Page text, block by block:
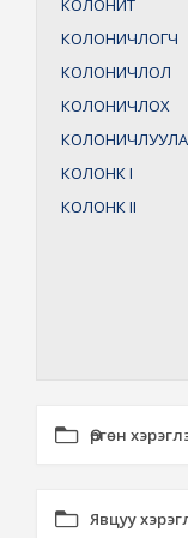
КОЛОНИТ
КОЛОНИЧЛОГЧ
КОЛОНИЧЛОЛ
КОЛОНИЧЛОХ
КОЛОНКI
КОЛОНКII
Өргөн
Явцуу